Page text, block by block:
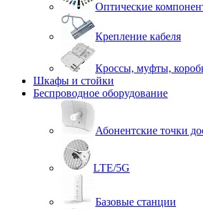
Оптические
Крепление кабеля
Кроссы, муфты,
Шкафы и стойки
Беспроводное оборудование
Абонентские точки
LTE/5G
Базовые станции